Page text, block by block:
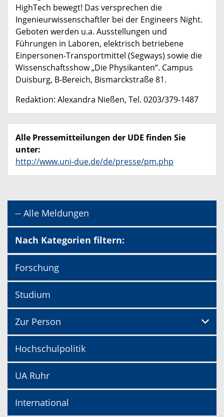
HighTech bewegt! Das versprechen die
Ingenieurwissenschaftler bei der Engineers Night.
Geboten werden u.a. Ausstellungen und
Führungen in Laboren, elektrisch betriebene
Einpersonen-Transportmittel (Segways) sowie die
Wissenschaftsshow „Die Physikanten“. Campus
Duisburg, B-Bereich, Bismarckstraße 81.
Redaktion: Alexandra Nießen, Tel. 0203/379-1487
Alle Pressemitteilungen der UDE finden Sie
unter:
http://www.uni-due.de/de/presse/pm.php
-- Alle Meldungen
Nach Kategorien filtern:
Forschung
Studium
Zur Person
Hochschulpolitik
UA Ruhr
International